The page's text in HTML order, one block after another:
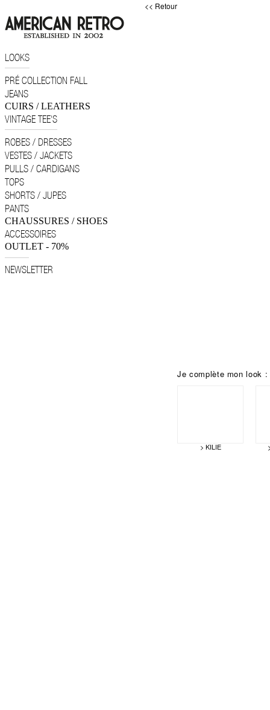
<< Retour
LOOKS
PRÉ COLLECTION FALL
JEANS
CUIRS / LEATHERS
VINTAGE TEE'S
ROBES / DRESSES
VESTES / JACKETS
PULLS / CARDIGANS
TOPS
SHORTS / JUPES
PANTS
CHAUSSURES / SHOES
ACCESSOIRES
OUTLET - 70%
NEWSLETTER
Je complète mon look :
> KILIE